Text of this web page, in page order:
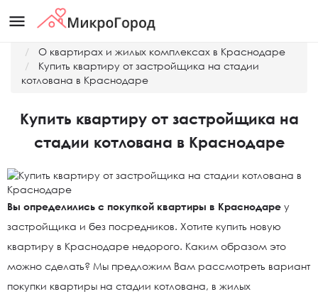
menu
О квартирах и жилых комплексах в Краснодаре
Купить квартиру от застройщика на стадии
котлована в Краснодаре
Купить квартиру от застройщика на
стадии котлована в Краснодаре
Вы определились с покупкой квартиры в Краснодаре у
застройщика и без посредников. Хотите купить новую
квартиру в Краснодаре недорого. Каким образом это
можно сделать? Мы предложим Вам рассмотреть вариант
покупки квартиры на стадии котлована, в жилых